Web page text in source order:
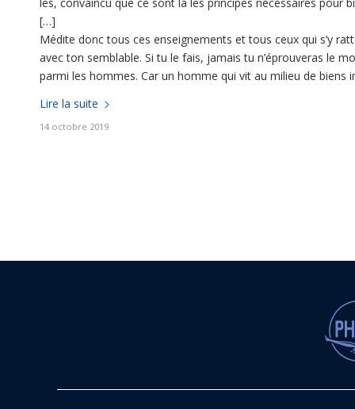
les, convaincu que ce sont là les principes nécessaires pour
[…]
Médite donc tous ces enseignements et tous ceux qui s’y
avec ton semblable. Si tu le fais, jamais tu n’éprouveras le
parmi les hommes. Car un homme qui vit au milieu de biens
Lire la suite
14 octobre 2019